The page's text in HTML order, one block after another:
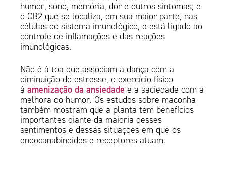
humor, sono, memória, dor e outros sintomas; e
o CB2 que se localiza, em sua maior parte, nas
células do sistema imunológico, e está ligado ao
controle de inflamações e das reações
imunológicas.
Não é à toa que associam a dança com a
diminuição do estresse, o exercício físico
à amenização da ansiedade e a saciedade com a
melhora do humor. Os estudos sobre maconha
também mostram que a planta tem benefícios
importantes diante da maioria desses
sentimentos e dessas situações em que os
endocanabinoides e receptores atuam.